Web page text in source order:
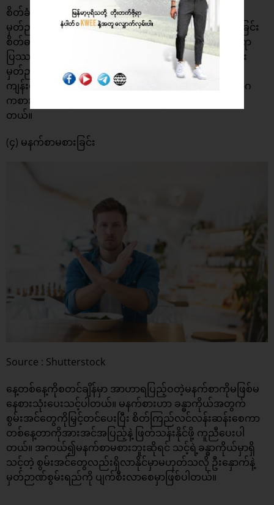
စိတ်ခံစားမှုနဲ့ဆိုင်တဲ့ စိတ်ပိုင်းဆိုင်ရာပြဿနာတွေကလည်း
မှတ်ဉာဏ်စွမ်းရည်ကိုဆုံးရှုံးစေနိုင်ပါတယ်။ စိတ်ဖိစီးမှုများခြင်း
စိတ်ဓာတ်ကျခြင်း စိုးရိမ်စိတ်လွန်ကဲခြင်းစတဲ့ စိတ်ပိုင်းဆိုင်ရာ
ပြဿနာတွေခံစားနေရရင် အာရုံစူးစိုက်ဖို့လည်းခက်ခဲလာပြီး
မှတ်ဉာဏ်ကိုထိခိုက်လာမှာဖြစ်ပါတယ်။ဒါကြောင့် စိတ်
ကျန်းမာရေးကိုအထူးဂရုစိုက်ပြီး စိတ်ဖိစီးမှုကင်းစေဖို့ ယောဂ
ကစားခြင်းကဲ့သို့ အလေ့ကျင့်မျိုးတွေလုပ်ဆောင်ပေးသင့်ပါ
တယ်။
(၄) မနက်စာမစားခြင်း
Source : Shutterstock
နေ့တစ်နေ့ကိုစတင်ချိန်မှာ အာဟာရပြည့်ဝတဲ့မနက်စာကိုမဖြစ်မ
နေစားသုံးပေးသင့်ပါတယ်။ မနက်စားဟာ ခန္ဓာကိုယ်အတွက်
စွမ်းအင်တွေကိုမြှင့်တင်ပေးပြီး စိတ်ကြည်လင်လန်းဆန်းစေကာ
တစ်နေ့တာကိုအားအင်အပြည့်နဲ့ ဖြတ်သန်းနိုင်ဖို့ ကူညီပေးပါ
တယ်။ အကယ်၍မနက်စာမစားဘူးဆိုရင် သင့်ရဲ့ခန္ဓာကိုယ်မှာရှိ
သင့်တဲ့ စွမ်းအင်တွေလည်းရှိလာနိုင်မှာမဟုတ်သလို ဦးနှောက်နဲ့
မှတ်ဉာဏ်စွမ်းရည်ကို ပျက်စီးလာစေမှာဖြစ်ပါတယ်။